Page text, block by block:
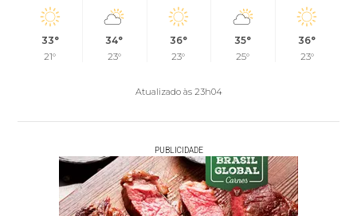
33°
21°
34°
23°
36°
23°
35°
25°
36°
23°
Atualizado às 23h04
PUBLICIDADE